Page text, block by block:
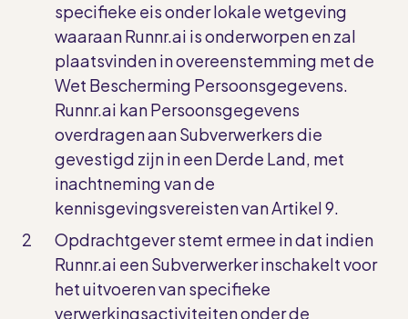
specifieke eis onder lokale wetgeving
waaraan Runnr.ai is onderworpen en zal
plaatsvinden in overeenstemming met de
Wet Bescherming Persoonsgegevens.
Runnr.ai kan Persoonsgegevens
overdragen aan Subverwerkers die
gevestigd zijn in een Derde Land, met
inachtneming van de
kennisgevingsvereisten van Artikel 9.
Opdrachtgever stemt ermee in dat indien
Runnr.ai een Subverwerker inschakelt voor
het uitvoeren van specifieke
verwerkingsactiviteiten onder de